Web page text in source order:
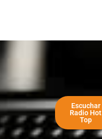
Escuchar
Radio Hot
Top